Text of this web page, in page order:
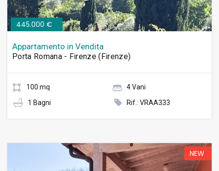
445.000 €
Appartamento in Vendita
Porta Romana - Firenze (Firenze)
100 mq
4 Vani
1 Bagni
Rif.: VRAA333
NEW